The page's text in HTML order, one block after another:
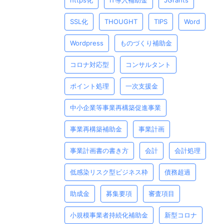
SSL化 THOUGHT TIPS Word
Wordpress ものづくり補助金
コロナ対応型 コンサルタント
ポイント処理 一次支援金
中⼩企業等事業再構築促進事業
事業再構築補助金 事業計画
事業計画書の書き方 会計 会計処理
低感染リスク型ビジネス枠 債務超過
助成金 募集要項 審査項目
小規模事業者持続化補助金 新型コロナ